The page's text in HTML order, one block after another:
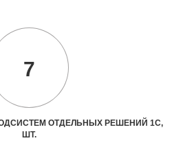
7
ОТДЕЛЬНЫХ РЕШЕНИЙ 1С,
ШТ.